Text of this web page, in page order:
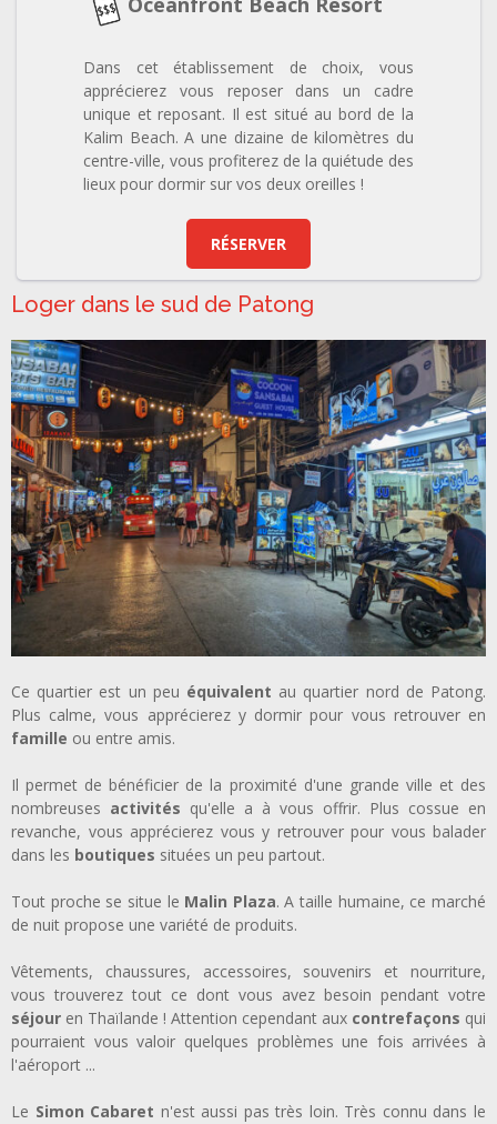
Dans cet établissement de choix, vous
apprécierez vous reposer dans un cadre
unique et reposant. Il est situé au bord de la
Kalim Beach. A une dizaine de kilomètres du
centre-ville, vous profiterez de la quiétude des
lieux pour dormir sur vos deux oreilles !
RÉSERVER
Loger dans le sud de Patong
Ce quartier est un peu équivalent au quartier nord de Patong.
Plus calme, vous apprécierez y dormir pour vous retrouver en
famille ou entre amis.
Il permet de bénéficier de la proximité d'une grande ville et des
nombreuses activités qu'elle a à vous offrir. Plus cossue en
revanche, vous apprécierez vous y retrouver pour vous balader
dans les boutiques situées un peu partout.
Tout proche se situe le Malin Plaza. A taille humaine, ce marché
de nuit propose une variété de produits.
Vêtements, chaussures, accessoires, souvenirs et nourriture,
vous trouverez tout ce dont vous avez besoin pendant votre
séjour en Thaïlande ! Attention cependant aux contrefaçons qui
pourraient vous valoir quelques problèmes une fois arrivées à
l'aéroport ...
Le Simon Cabaret n'est aussi pas très loin. Très connu dans le